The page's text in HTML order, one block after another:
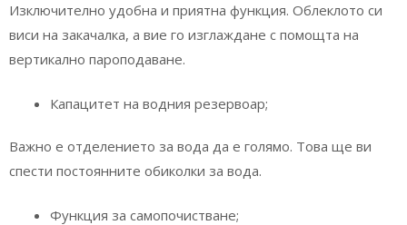
Изключително удобна и приятна функция. Облеклото си
виси на закачалка, а вие го изглаждане с помощта на
вертикално пароподаване.
Капацитет на водния резервоар;
Важно е отделението за вода да е голямо. Това ще ви
спести постоянните обиколки за вода.
Функция за самопочистване;